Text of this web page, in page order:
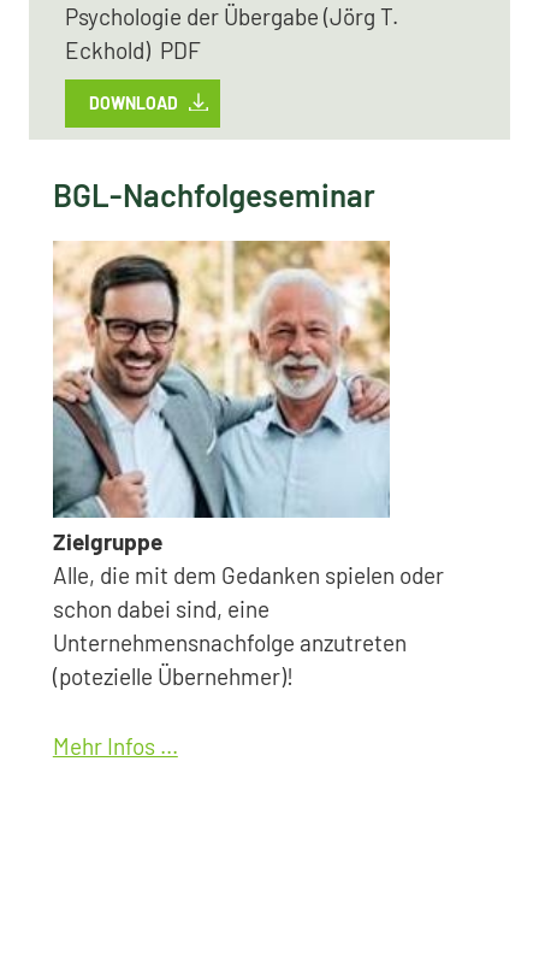
Psychologie der Übergabe (Jörg T.
Eckhold) PDF
DOWNLOAD
BGL-Nachfolgeseminar
Zielgruppe
Alle, die mit dem Gedanken spielen oder
schon dabei sind, eine
Unternehmensnachfolge anzutreten
(potezielle Übernehmer)!
Mehr Infos ...